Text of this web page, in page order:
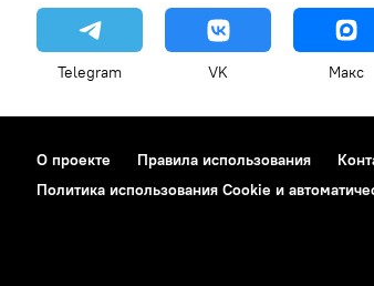
Telegram VK Макс
О проекте Правила использования
Политика использования Cookie и